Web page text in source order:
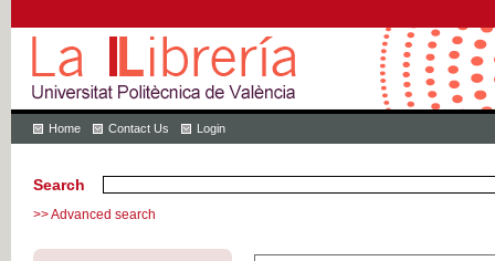
Home Contact Us Login
Search
>> Advanced search